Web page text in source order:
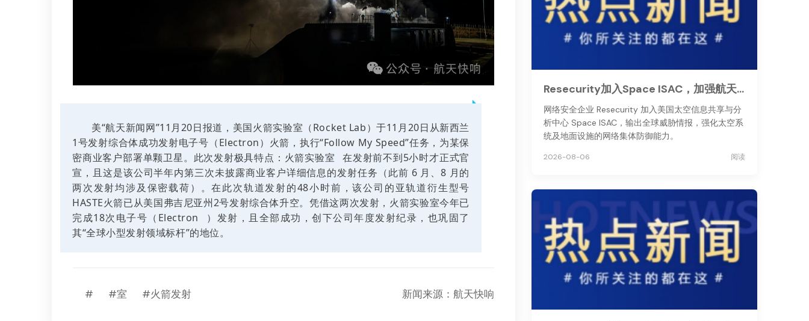
美“航天新闻网”11月20日报道，美国火箭实验室（Rocket Lab）于11月20日从新西兰
1号发射综合体成功发射电子号（Electron）火箭，执行“Follow My Speed”任务，为某保
密商业客户部署单颗卫星。此次发射极具特点： 火箭实验室
在发射前不到5小时才正式官
宣，且这是该公司半年内第三次未披露商业客户详细信息的发射任务（此前 6 月、8 月的
两次发射均涉及保密载荷）。在此次轨道发射的48小时前，该公司的亚轨道衍生型号
HASTE火箭已从美国弗吉尼亚州2号发射综合体升空。凭借这两次发射，火箭实验室今年已
完成18次电子号（ Electron
）发射，且全部成功，创下公司年度发射纪录，也巩固了
其“全球小型发射领域标杆”的地位。
# #室 #火箭发射 新闻来源：航天快响
Resecurity加入Space ISAC，加强航天领域网络威胁情报共享
网络安全企业 Resecurity 加入美国太空信息共享与分
析中心 Space ISAC，输出全球威胁情报，强化太空系
统及地面设施的网络集体防御能力。
2026-08-06 阅读